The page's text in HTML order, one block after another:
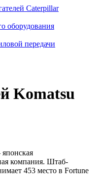
Caterpillar
оборудования
передачи
Komatsu
компания. Штаб-
453 место в Fortune